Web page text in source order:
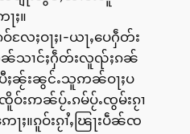
ႈ။
လႄႈဝႃႈ၊-ယႃႇပေႁဵတ်း
ၼ်သၢင်ႈႁဵတ်းလူၺ်ႈၵၼ်
ႈၼႂ်းၼွင်ႉသူဢၼ်ဝႃႈပ
းဢၼ်ပႂ်ႉၵမ်ပႂ်ႉၸွမ်းၵႂၢ
။ၵူဝ်းၵႂၢႆႇၽြႃးပဵၼ်ၸ